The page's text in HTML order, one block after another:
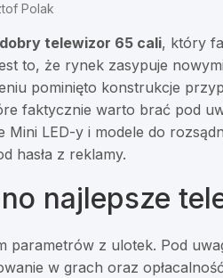
Polak
dobry telewizor 65 cali, który
to, że rynek zasypuje
pominięto konstrukcje
faktycznie warto brać pod
Mini LED-y i modele do
hasła z reklamy.
najlepsze
parametrów z ulotek. Pod
w grach oraz